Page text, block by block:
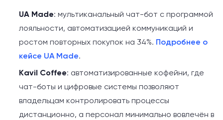
UA Made: мультиканальный чат-бот с программой
лояльности, автоматизацией коммуникаций и
ростом повторных покупок на 34%. Подробнее о
кейсе UA Made.
Kavil Coffee: автоматизированные кофейни, где
чат-боты и цифровые системы позволяют
владельцам контролировать процессы
дистанционно, а персонал минимально вовлечён в